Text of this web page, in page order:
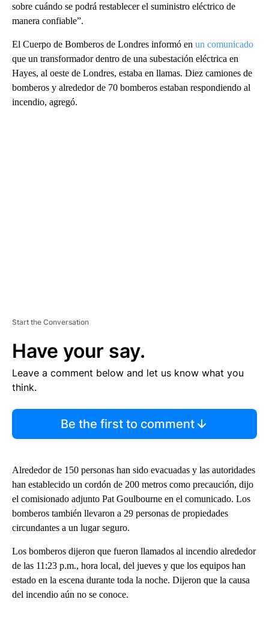
sobre cuándo se podrá restablecer el suministro eléctrico de
manera confiable”.
El Cuerpo de Bomberos de Londres informó en un comunicado
que un transformador dentro de una subestación eléctrica en
Hayes, al oeste de Londres, estaba en llamas. Diez camiones de
bomberos y alrededor de 70 bomberos estaban respondiendo al
incendio, agregó.
Start the Conversation
Have your say.
Leave a comment below and let us know what you
think.
Be the first to comment
Alrededor de 150 personas han sido evacuadas y las autoridades
han establecido un cordón de 200 metros como precaución, dijo
el comisionado adjunto Pat Goulbourne en el comunicado. Los
bomberos también llevaron a 29 personas de propiedades
circundantes a un lugar seguro.
Los bomberos dijeron que fueron llamados al incendio alrededor
de las 11:23 p.m., hora local, del jueves y que los equipos han
estado en la escena durante toda la noche. Dijeron que la causa
del incendio aún no se conoce.